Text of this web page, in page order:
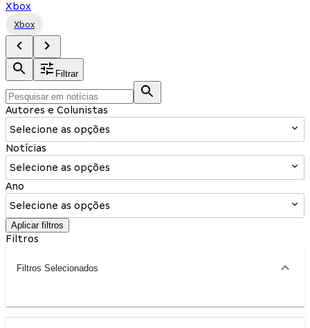
Xbox
Xbox
Filtrar
Autores e Colunistas
Selecione as opções
Notícias
Selecione as opções
Ano
Selecione as opções
Aplicar filtros
Filtros
Filtros Selecionados